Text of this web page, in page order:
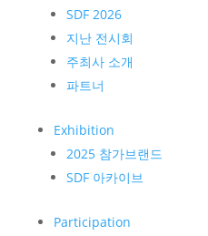
SDF 2026
지난 전시회
주최사 소개
파트너
Exhibition
2025 참가브랜드
SDF 아카이브
Participation